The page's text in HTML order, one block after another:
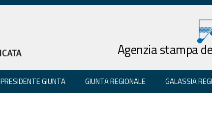
Agenzia stampa
PRESIDENTE GIUNTA GIUNTA REGIONALE GALASSIA